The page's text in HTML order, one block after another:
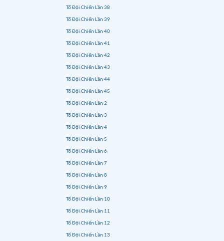
Tổ Đội Chiến Lần 38
Tổ Đội Chiến Lần 39
Tổ Đội Chiến Lần 40
Tổ Đội Chiến Lần 41
Tổ Đội Chiến Lần 42
Tổ Đội Chiến Lần 43
Tổ Đội Chiến Lần 44
Tổ Đội Chiến Lần 45
Tổ Đội Chiến Lần 2
Tổ Đội Chiến Lần 3
Tổ Đội Chiến Lần 4
Tổ Đội Chiến Lần 5
Tổ Đội Chiến Lần 6
Tổ Đội Chiến Lần 7
Tổ Đội Chiến Lần 8
Tổ Đội Chiến Lần 9
Tổ Đội Chiến Lần 10
Tổ Đội Chiến Lần 11
Tổ Đội Chiến Lần 12
Tổ Đội Chiến Lần 13